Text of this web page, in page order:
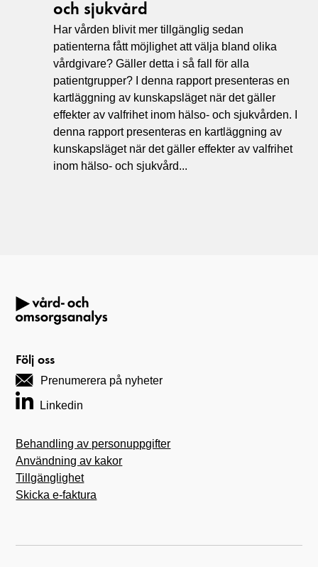
och sjukvård
Har vården blivit mer tillgänglig sedan
patienterna fått möjlighet att välja bland olika
vårdgivare? Gäller detta i så fall för alla
patientgrupper? I denna rapport presenteras en
kartläggning av kunskapsläget när det gäller
effekter av valfrihet inom hälso- och sjukvården. I
denna rapport presenteras en kartläggning av
kunskapsläget när det gäller effekter av valfrihet
inom hälso- och sjukvård...
Följ oss
Prenumerera på nyheter
Linkedin
Behandling av personuppgifter
Användning av kakor
Tillgänglighet
Skicka e-faktura